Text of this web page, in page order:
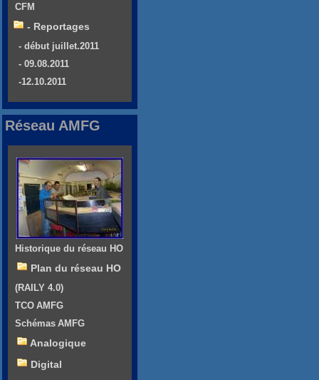
CFM
- Reportages
- début juillet.2011
- 09.08.2011
-12.10.2011
Réseau AMFG
Historique du réseau HO
Plan du réseau HO
(RAILY 4.0)
TCO AMFG
Schémas AMFG
Analogique
Digital